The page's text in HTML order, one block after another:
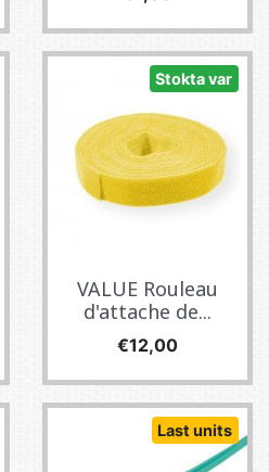
Stokta var
VALUE Rouleau
d'attache de...
Fiyat
€12,00
Last units